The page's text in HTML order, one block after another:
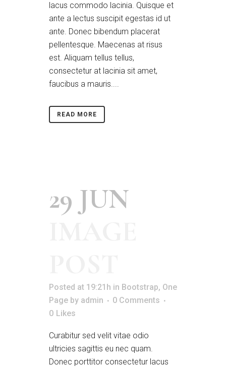
lacus commodo lacinia. Quisque et
ante a lectus suscipit egestas id ut
ante. Donec bibendum placerat
pellentesque. Maecenas at risus
est. Aliquam tellus tellus,
consectetur at lacinia sit amet,
faucibus a mauris....
READ MORE
29 JUN
Posted at 19:21h in Bootstrap, One
Page by admin
0 Comments
0 Likes
Curabitur sed velit vitae odio
ultricies sagittis eu nec quam.
Donec porttitor consectetur lacus